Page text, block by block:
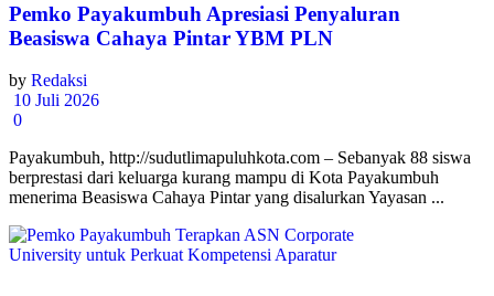
Pemko Payakumbuh Apresiasi Penyaluran
Beasiswa Cahaya Pintar YBM PLN
by Redaksi
10 Juli 2026
0
Payakumbuh, http://sudutlimapuluhkota.com – Sebanyak 88 siswa
berprestasi dari keluarga kurang mampu di Kota Payakumbuh
menerima Beasiswa Cahaya Pintar yang disalurkan Yayasan ...